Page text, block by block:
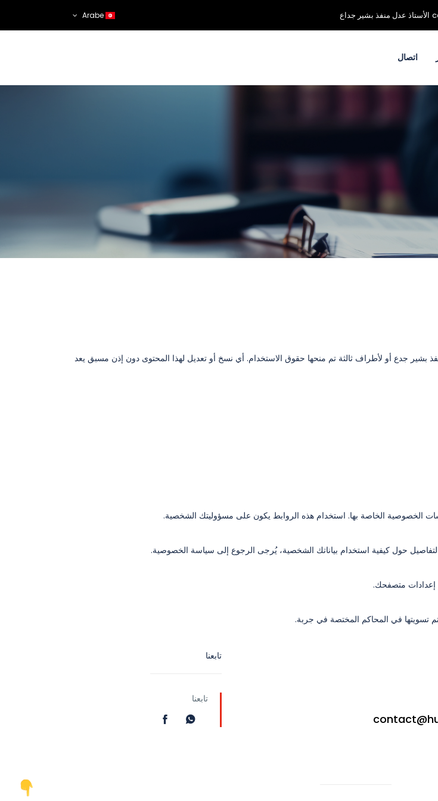
الأستاذ عدل منفذ بشير جداع
اتصال
جدع أو لأطراف ثالثة تم منحها حقوق الاستخدام. أي نسخ أو تعديل لهذا المحتوى دون إذن مسبق يعد
الخصوصية الخاصة بها. استخدام هذه الروابط يكون على مسؤوليتك الشخصية.
حول كيفية استخدام بياناتك الشخصية، يُرجى الرجوع إلى سياسة الخصوصية.
إعدادات متصفحك.
تسويتها في المحاكم المختصة في جربة.
تابعنا
تابعنا